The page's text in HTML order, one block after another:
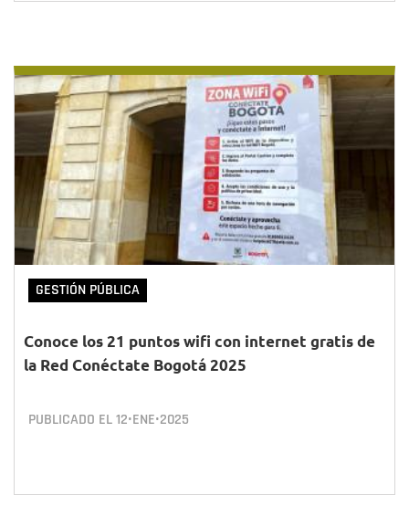
GESTIÓN PÚBLICA
Conoce los 21 puntos wifi con internet gratis de
la Red Conéctate Bogotá 2025
PUBLICADO EL12•ENE•2025